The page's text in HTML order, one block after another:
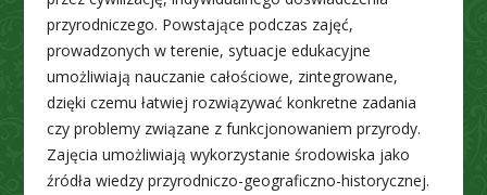
przyrodniczego. Powstające podczas zajęć,
prowadzonych w terenie, sytuacje edukacyjne
umożliwiają nauczanie całościowe, zintegrowane,
dzięki czemu łatwiej rozwiązywać konkretne zadania
czy problemy związane z funkcjonowaniem przyrody.
Zajęcia umożliwiają wykorzystanie środowiska jako
źródła wiedzy przyrodniczo-geograficzno-historycznej.